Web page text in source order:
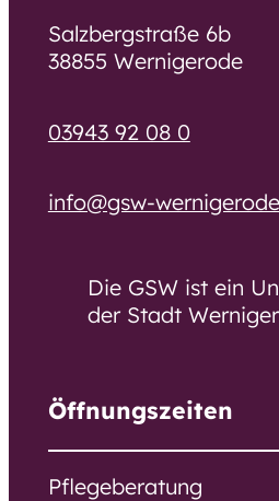
Bekanntmachungen
Arbeiten bei der
Arbeiten bei der GSW
Stellenangebote
Ausbildung und
Ehrenamt
Salzbergstraße 6b
38855 Wernigerode
03943 92 08 0
info@gsw-
Die GSW ist ein
der Stadt
Öffnungszeiten
Pflegeberatung